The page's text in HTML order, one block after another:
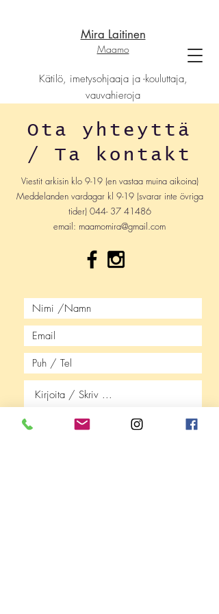
Mira Laitinen
Maamo
Kätilö, imetysohjaaja ja -kouluttaja,
vauvahieroja
Ota yhteyttä
/ Ta kontakt
Viestit arkisin klo 9-19 (en vastaa muina aikoina)
Meddelanden vardagar kl 9-19 (svarar inte övriga
tider) 044- 37 41486
email: maamomira@gmail.com